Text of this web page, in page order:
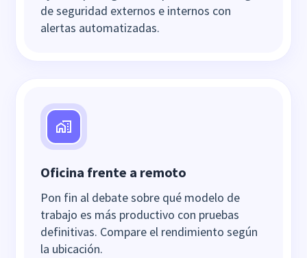
de seguridad externos e internos con
alertas automatizadas.
Oficina frente a remoto
Pon fin al debate sobre qué modelo de
trabajo es más productivo con pruebas
definitivas. Compare el rendimiento según
la ubicación.